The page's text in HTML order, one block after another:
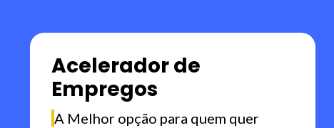
Acelerador de
Empregos
A Melhor opção para quem quer